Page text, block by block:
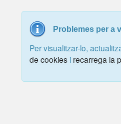
Problemes per a
Per visualitzar-lo,
de cookies i recarrega la